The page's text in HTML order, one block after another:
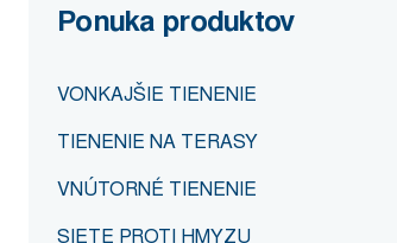
Ponuka produktov
VONKAJŠIE TIENENIE
TIENENIE NA TERASY
VNÚTORNÉ TIENENIE
SIETE PROTI HMYZU